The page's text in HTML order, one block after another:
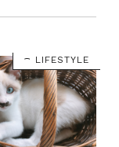
LIFESTYLE